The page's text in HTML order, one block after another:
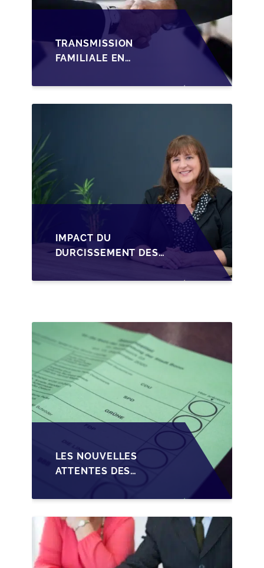
TRANSMISSION
FAMILIALE EN
STRUCTURER LA
CESSION DES PARTS
IMPACT DU
DURCISSEMENT DES
CRÉDIT SUR LA
LES NOUVELLES
ATTENTES DES
TRANSMISSION DES
PME BELGES